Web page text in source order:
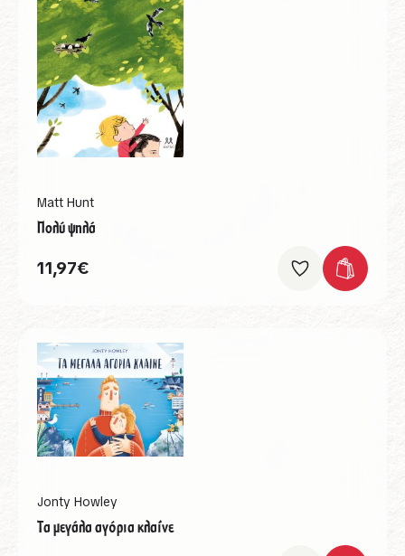
Matt Hunt
Πολύ ψηλά
11,97€
Jonty Howley
Τα μεγάλα αγόρια κλαίνε